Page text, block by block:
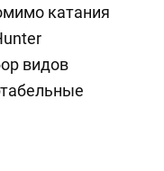
катания
видов